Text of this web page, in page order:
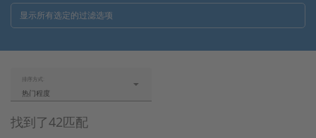
显示所有选定的过滤选项
找到了42匹配
排序方式:
热门程度